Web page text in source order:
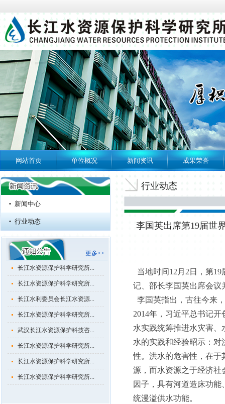
网站首页 单位概况 新闻资讯 成果荣誉
专题专栏 水利安全生产风险
新闻中心
行业动态
更多>>
长江水资源保护科学研究所...
长江水资源保护科学研究所...
长江水资源保护科学研究所...
长江水资源保护科学研究所...
长江水资源保护科学研究所...
长江水资源保护科学研究所...
长江水利委员会长江水资源...
长江水资源保护科学研究所...
武汉长江水资源保护科技咨...
长江水资源保护科学研究所...
长江水资源保护科学研究所...
长江水资源保护科学研究所...
行业动态
李国英出席第19届世
当地时间12月2日，第
记、部长李国英出席会议
李国英指出，古往今来
2014年，习近平总书记
水实践统筹推进水灾害
水的实践和经验昭示：
性。洪水的危害性，在于
源，而水资源之于经济社
因子，具有河道造床功
统漫溢供水功能。